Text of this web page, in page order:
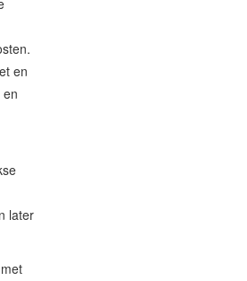
en
later